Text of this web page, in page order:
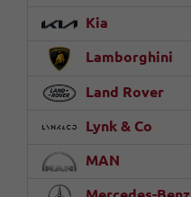
Kia
Lamborghini
Land Rover
Lynk & Co
MAN